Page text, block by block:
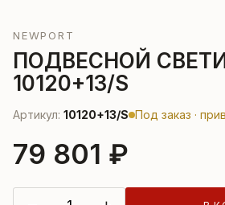
NEWPORT
ПОДВЕСНОЙ
10120+13/S
Артикул: 10120+13/S Под заказ ·
79 801 ₽